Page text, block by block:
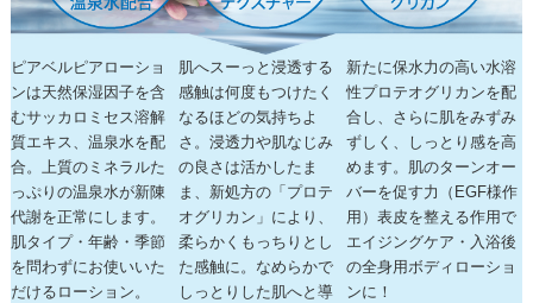
ピアベルピアローショ
ンは天然保湿因子を含
むサッカロミセス溶解
質エキス、温泉水を配
合。上質のミネラルた
っぷりの温泉水が新陳
代謝を正常にします。
肌タイプ・年齢・季節
を問わずにお使いいた
だけるローション。
肌へスーっと浸透する
感触は何度もつけたく
なるほどの気持ちよ
さ。浸透力や肌なじみ
の良さは活かしたま
ま、新処方の「プロテ
オグリカン」により、
柔らかくもっちりとし
た感触に。なめらかで
しっとりした肌へと導
新たに保水力の高い水溶
性プロテオグリカンを配
合し、さらに肌をみずみ
ずしく、しっとり感を高
めます。肌のターンオー
バーを促す力（EGF様作
用）表皮を整える作用で
エイジングケア・入浴後
の全身用ボディローショ
ンに！